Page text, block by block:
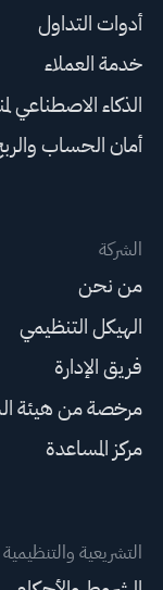
أدوات التداول
خدمة العملاء
الذكاء الاصطناعي
أمان الحساب
الشركة
من نحن
الهيكل التنظيمي
فريق الإدارة
مرخصة من هيئة
مركز المساعدة
التشريعية والتنظيمية